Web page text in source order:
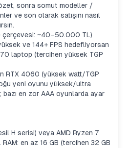
sonra somut modeller /
ve son olarak satışını nasıl
çerçevesi: ~40–50.000 TL)
ve 144+ FPS hedefliyorsan
laptop (tercihen yüksek TGP
RTX 4060 (yüksek watt/TGP
yeni oyunu yüksek/ultra
bazı en zor AAA oyunlarda ayar
H serisi) veya AMD Ryzen 7
en az 16 GB (tercihen 32 GB